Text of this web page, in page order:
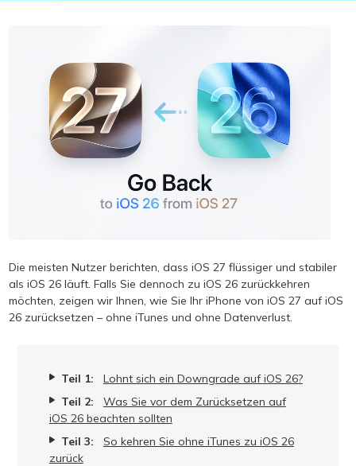
Die meisten Nutzer berichten, dass iOS 27 flüssiger und stabiler
als iOS 26 läuft. Falls Sie dennoch zu iOS 26 zurückkehren
möchten, zeigen wir Ihnen, wie Sie Ihr iPhone von iOS 27 auf iOS
26 zurücksetzen – ohne iTunes und ohne Datenverlust.
Teil 1:
Lohnt sich ein Downgrade auf iOS 26?
Teil 2:
Was Sie vor dem Zurücksetzen auf
iOS 26 beachten sollten
Teil 3:
So kehren Sie ohne iTunes zu iOS 26
zurück